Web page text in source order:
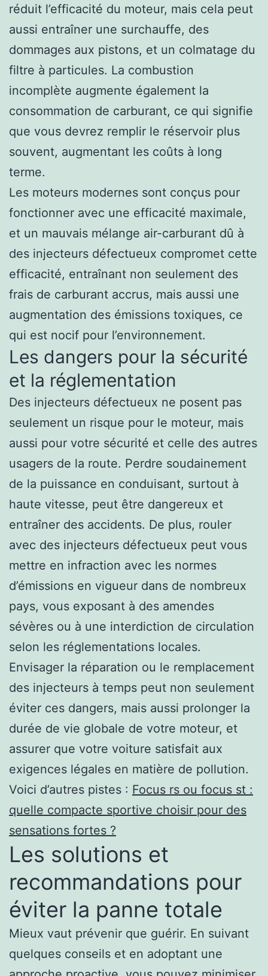
réduit l’efficacité du moteur, mais cela peut
aussi entraîner une surchauffe, des
dommages aux pistons, et un colmatage du
filtre à particules. La combustion
incomplète augmente également la
consommation de carburant, ce qui signifie
que vous devrez remplir le réservoir plus
souvent, augmentant les coûts à long
terme.
Les moteurs modernes sont conçus pour
fonctionner avec une efficacité maximale,
et un mauvais mélange air-carburant dû à
des injecteurs défectueux compromet cette
efficacité, entraînant non seulement des
frais de carburant accrus, mais aussi une
augmentation des émissions toxiques, ce
qui est nocif pour l’environnement.
Les dangers pour la sécurité
et la réglementation
Des injecteurs défectueux ne posent pas
seulement un risque pour le moteur, mais
aussi pour votre sécurité et celle des autres
usagers de la route. Perdre soudainement
de la puissance en conduisant, surtout à
haute vitesse, peut être dangereux et
entraîner des accidents. De plus, rouler
avec des injecteurs défectueux peut vous
mettre en infraction avec les normes
d’émissions en vigueur dans de nombreux
pays, vous exposant à des amendes
sévères ou à une interdiction de circulation
selon les réglementations locales.
Envisager la réparation ou le remplacement
des injecteurs à temps peut non seulement
éviter ces dangers, mais aussi prolonger la
durée de vie globale de votre moteur, et
assurer que votre voiture satisfait aux
exigences légales en matière de pollution.
Voici d’autres pistes : Focus rs ou focus st :
quelle compacte sportive choisir pour des
sensations fortes ?
Les solutions et
recommandations pour
éviter la panne totale
Mieux vaut prévenir que guérir. En suivant
quelques conseils et en adoptant une